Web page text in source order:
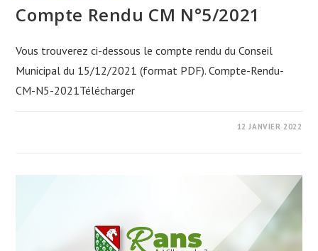
Compte Rendu CM N°5/2021
Vous trouverez ci-dessous le compte rendu du Conseil
Municipal du 15/12/2021 (format PDF). Compte-Rendu-
CM-N5-2021Télécharger
12 JANVIER 2022